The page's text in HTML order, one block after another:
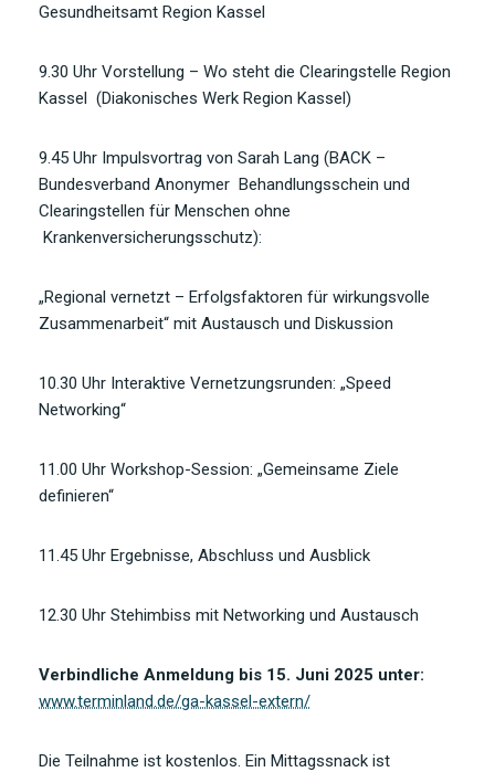
Gesundheitsamt Region Kassel
9.30 Uhr Vorstellung – Wo steht die Clearingstelle Region
Kassel (Diakonisches Werk Region Kassel)
9.45 Uhr Impulsvortrag von Sarah Lang (BACK –
Bundesverband Anonymer Behandlungsschein und
Clearingstellen für Menschen ohne
Krankenversicherungsschutz):
„Regional vernetzt – Erfolgsfaktoren für wirkungsvolle
Zusammenarbeit“ mit Austausch und Diskussion
10.30 Uhr Interaktive Vernetzungsrunden: „Speed
Networking“
11.00 Uhr Workshop-Session: „Gemeinsame Ziele
definieren“
11.45 Uhr Ergebnisse, Abschluss und Ausblick
12.30 Uhr Stehimbiss mit Networking und Austausch
Verbindliche Anmeldung bis 15. Juni 2025 unter:
www.terminland.de/ga-kassel-extern/
Die Teilnahme ist kostenlos. Ein Mittagssnack ist